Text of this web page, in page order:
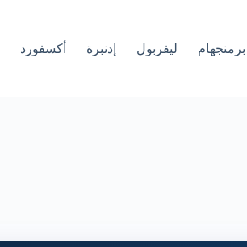
برمنجهام ليفربول إدنبرة أكسفورد